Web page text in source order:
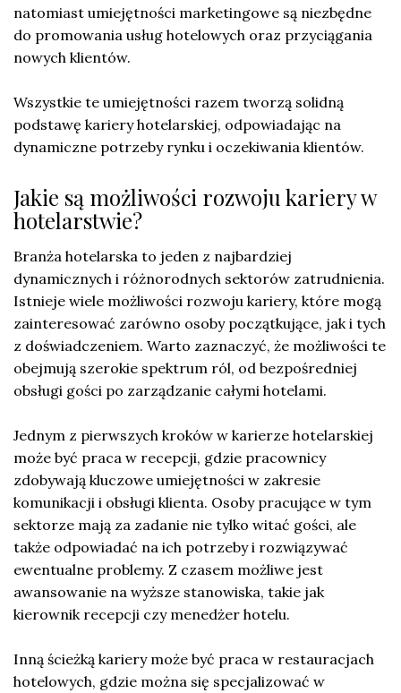
natomiast umiejętności marketingowe są niezbędne
do promowania usług hotelowych oraz przyciągania
nowych klientów.
Wszystkie te umiejętności razem tworzą solidną
podstawę kariery hotelarskiej, odpowiadając na
dynamiczne potrzeby rynku i oczekiwania klientów.
Jakie są możliwości rozwoju kariery w
hotelarstwie?
Branża hotelarska to jeden z najbardziej
dynamicznych i różnorodnych sektorów zatrudnienia.
Istnieje wiele możliwości rozwoju kariery, które mogą
zainteresować zarówno osoby początkujące, jak i tych
z doświadczeniem. Warto zaznaczyć, że możliwości te
obejmują szerokie spektrum ról, od bezpośredniej
obsługi gości po zarządzanie całymi hotelami.
Jednym z pierwszych kroków w karierze hotelarskiej
może być praca w recepcji, gdzie pracownicy
zdobywają kluczowe umiejętności w zakresie
komunikacji i obsługi klienta. Osoby pracujące w tym
sektorze mają za zadanie nie tylko witać gości, ale
także odpowiadać na ich potrzeby i rozwiązywać
ewentualne problemy. Z czasem możliwe jest
awansowanie na wyższe stanowiska, takie jak
kierownik recepcji czy menedżer hotelu.
Inną ścieżką kariery może być praca w restauracjach
hotelowych, gdzie można się specjalizować w